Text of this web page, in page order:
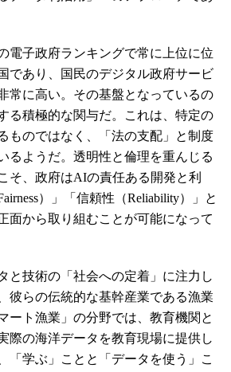
電子政府ランキングで常に上位に位
であり、国民のデジタル政府サービ
常に高い。その基盤となっているの
る積極的な関与だ。これは、特定の
ものではなく、「法の支配」と制度
るようだ。透明性と倫理を重んじる
そ、政府はAIの責任ある開発と利
）」「信頼性（Reliability）」と
面から取り組むことが可能になって
と技術の「社会への定着」に注力し
彼らの伝統的な基幹産業である漁業
ート漁業」の分野では、教育機関と
際の海洋データを教育現場に提供し
「学ぶ」ことと「データを使う」こ